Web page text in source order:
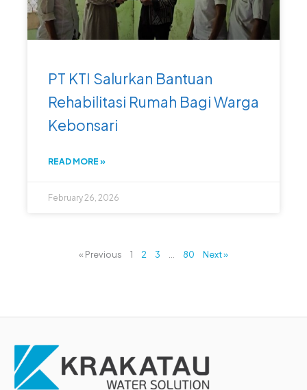
PT KTI Salurkan Bantuan
Rehabilitasi Rumah Bagi Warga
Kebonsari
READ MORE »
February 26, 2026
« Previous 1 2 3 80 Next »